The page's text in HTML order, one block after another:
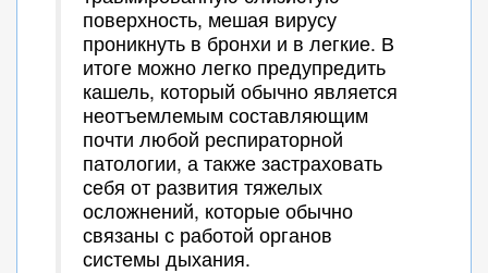
поверхность, мешая вирусу
проникнуть в бронхи и в легкие. В
итоге можно легко предупредить
кашель, который обычно является
неотъемлемым составляющим
почти любой респираторной
патологии, а также застраховать
себя от развития тяжелых
осложнений, которые обычно
связаны с работой органов
системы дыхания.